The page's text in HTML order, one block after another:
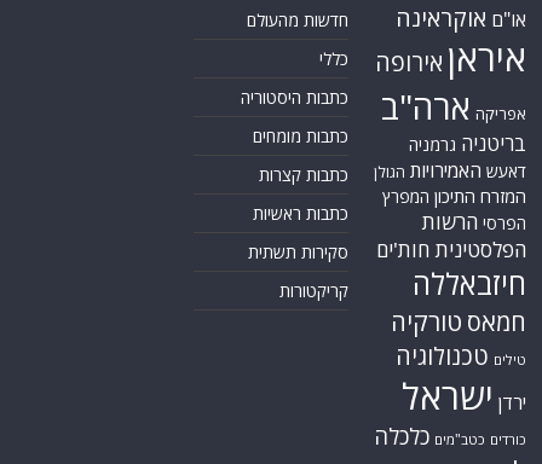
או"ם אוקראינה
איראן אירופה
אפריקה ארה"ב
בריטניה גרמניה
דאעש האמירויות הגולן
המזרח התיכון המפרץ
הפרסי הרשות
הפלסטינית חות'ים
חיזבאללה
חמאס טורקיה
טילים טכנולוגיה
ירדן ישראל
כורדים כטב"מים כלכלה
חדשות מהעולם
כללי
כתבות היסטוריה
כתבות מומחים
כתבות קצרות
כתבות ראשיות
סקירות תשתית
קריקטורות